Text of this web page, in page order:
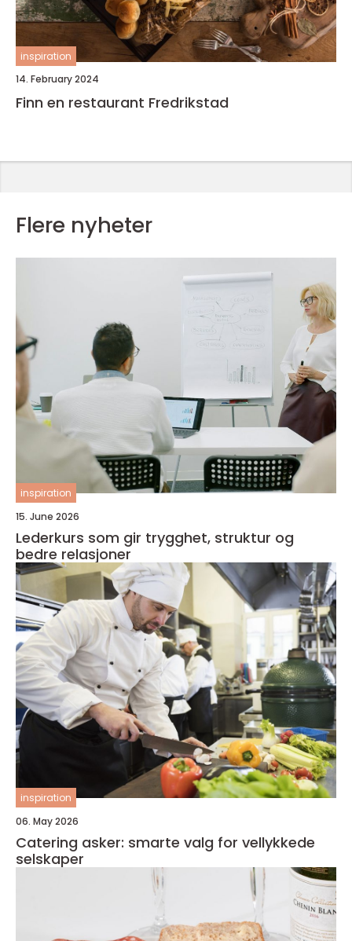
inspiration
14. February 2024
Finn en restaurant Fredrikstad
Flere nyheter
inspiration
15. June 2026
Lederkurs som gir trygghet, struktur og
bedre relasjoner
inspiration
06. May 2026
Catering asker: smarte valg for vellykkede
selskaper